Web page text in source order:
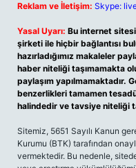
Reklam ve İletişim: Skype:
Yasal Uyarı: Bu internet
şirketi ile hiçbir bağlantısı
hazırladığımız makaleler
haber niteliği taşımamakta
paylaşım yapılmamaktadır.
benzerlikleri tamamen
halindedir ve tavsiye niteliği
Sitemiz, 5651 Sayılı Kanun
Kurumu (BTK) tarafından
vermektedir. Bu nedenle,